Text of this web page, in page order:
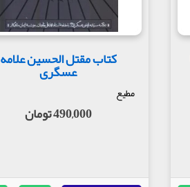
کتاب مقتل الحسین علامه
عسگری
مطیع
490,000 تومان